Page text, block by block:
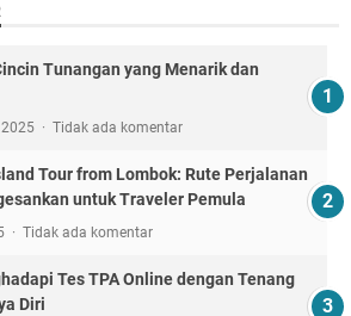
Tunangan yang Menarik dan
2025 Tidak ada komentar
Tour from Lombok: Rute Perjalanan
untuk Traveler Pemula
Tidak ada komentar
Tes TPA Online dengan Tenang
Diri